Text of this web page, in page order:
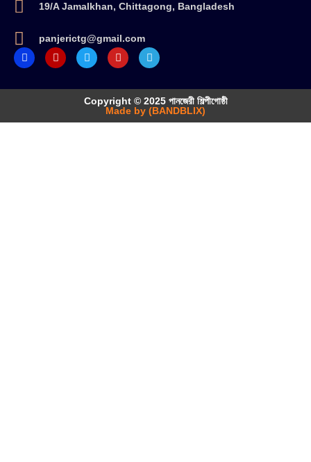
19/A Jamalkhan, Chittagong, Bangladesh
panjerictg@gmail.com
Copyright © 2025 পানজেরী শিল্পীগোষ্ঠী
Made by (BANDBLIX)